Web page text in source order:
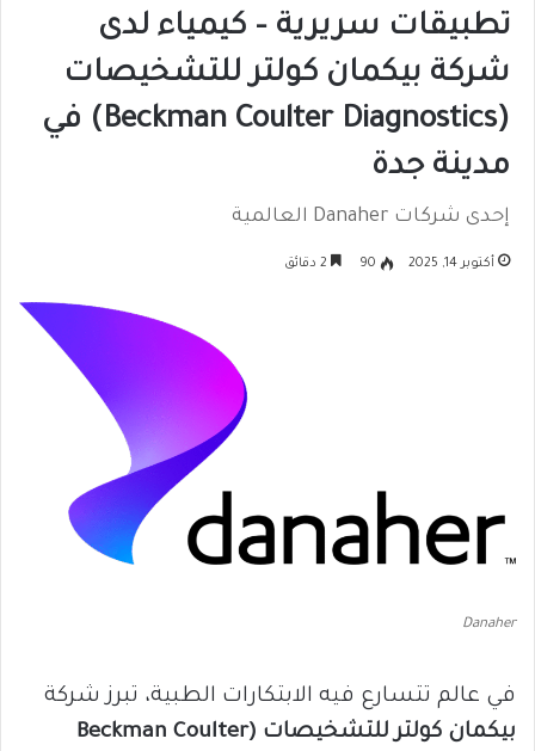
تطبيقات سريرية – كيمياء لدى
شركة بيكمان كولتر للتشخيصات
(Beckman Coulter Diagnostics) في
مدينة جدة
إحدى شركات Danaher العالمية
أكتوبر 14, 2025 90
Danaher
في عالم تتسارع فيه الابتكارات الطبية، تبرز شركة
بيكمان كولتر للتشخيصات (Beckman Coulter